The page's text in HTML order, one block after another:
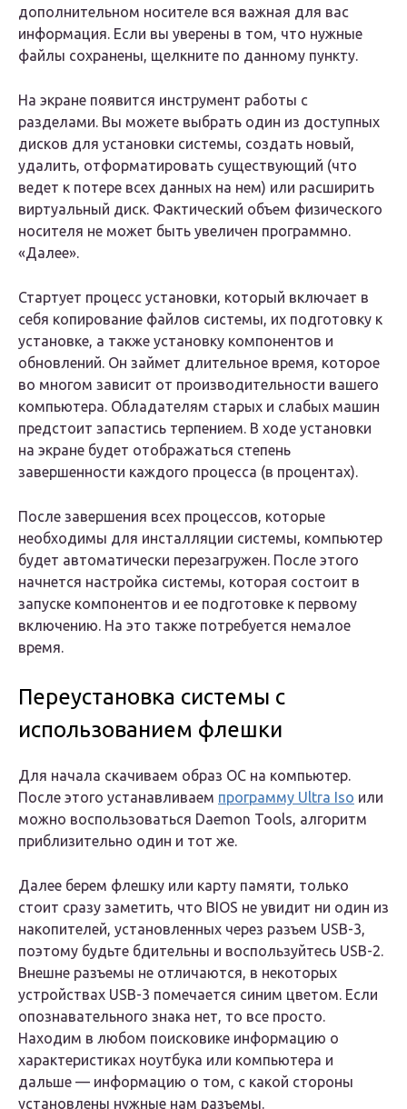
дополнительном носителе вся важная для вас
информация. Если вы уверены в том, что нужные
файлы сохранены, щелкните по данному пункту.
На экране появится инструмент работы с
разделами. Вы можете выбрать один из доступных
дисков для установки системы, создать новый,
удалить, отформатировать существующий (что
ведет к потере всех данных на нем) или расширить
виртуальный диск. Фактический объем физического
носителя не может быть увеличен программно.
«Далее».
Стартует процесс установки, который включает в
себя копирование файлов системы, их подготовку к
установке, а также установку компонентов и
обновлений. Он займет длительное время, которое
во многом зависит от производительности вашего
компьютера. Обладателям старых и слабых машин
предстоит запастись терпением. В ходе установки
на экране будет отображаться степень
завершенности каждого процесса (в процентах).
После завершения всех процессов, которые
необходимы для инсталляции системы, компьютер
будет автоматически перезагружен. После этого
начнется настройка системы, которая состоит в
запуске компонентов и ее подготовке к первому
включению. На это также потребуется немалое
время.
Переустановка системы с
использованием флешки
Для начала скачиваем образ ОС на компьютер.
После этого устанавливаем программу Ultra Iso или
можно воспользоваться Daemon Tools, алгоритм
приблизительно один и тот же.
Далее берем флешку или карту памяти, только
стоит сразу заметить, что BIOS не увидит ни один из
накопителей, установленных через разъем USB-3,
поэтому будьте бдительны и воспользуйтесь USB-2.
Внешне разъемы не отличаются, в некоторых
устройствах USB-3 помечается синим цветом. Если
опознавательного знака нет, то все просто.
Находим в любом поисковике информацию о
характеристиках ноутбука или компьютера и
дальше — информацию о том, с какой стороны
установлены нужные нам разъемы.